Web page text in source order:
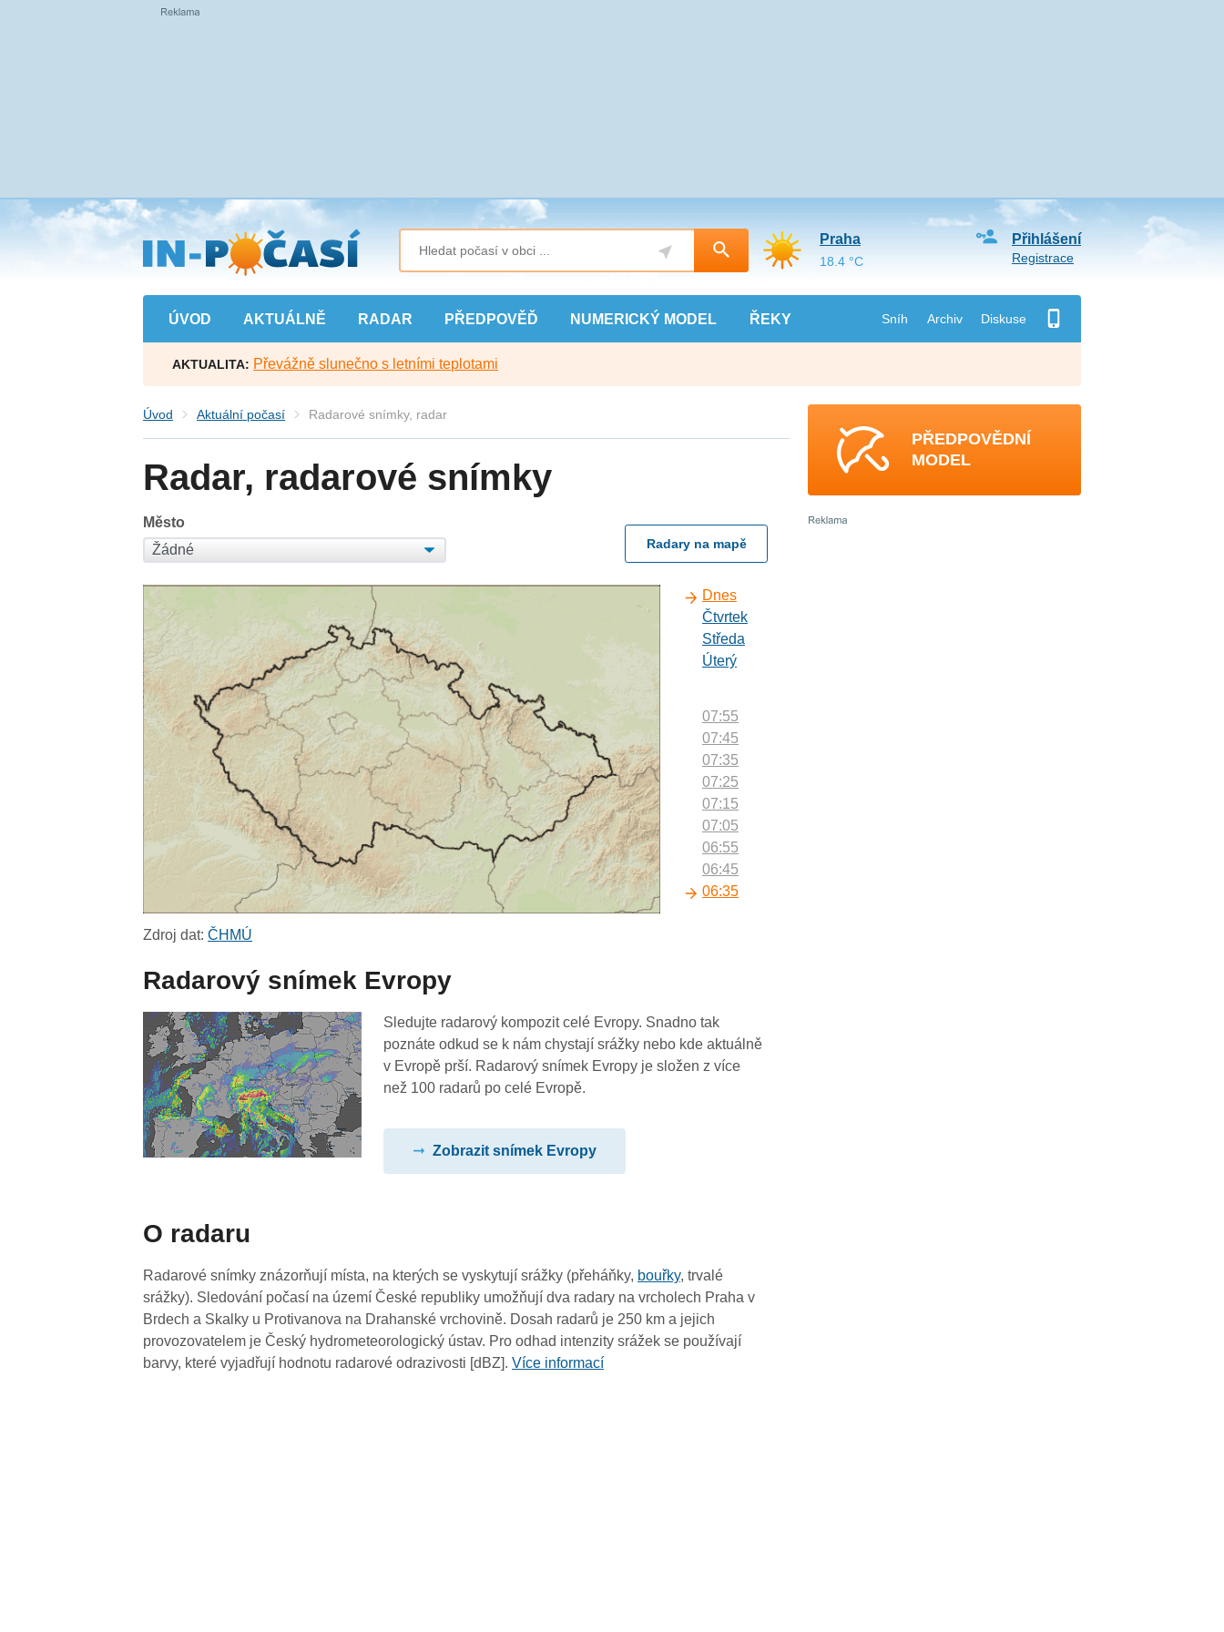
Přejít
na
hlavní
obsah
ÚVOD AKTUÁLNĚ RADAR PŘEDPOVĚĎ NUMERICKÝ MODEL ŘEKY Sníh Archiv Diskuse
Přihlášení
Registrace
Praha
18.4 °C
AKTUALITA: Převážně slunečno s letními teplotami
Úvod Aktuální počasí Radarové snímky, radar
Radar, radarové snímky
Město
Radary na mapě
Dnes
Čtvrtek
Středa
Úterý
07:55
07:45
07:35
07:25
07:15
07:05
06:55
06:45
06:35
05:35
05:25
05:15
03:35
03:25
03:15
03:05
Zdroj dat:ČHMÚ
Radarový snímek Evropy
Sledujte radarový kompozit celé Evropy. Snadno tak
poznáte odkud se k nám chystají srážky nebo kde aktuálně
v Evropě prší. Radarový snímek Evropy je složen z více
než 100 radarů po celé Evropě.
Zobrazit snímek Evropy
O radaru
Radarové snímky znázorňují místa, na kterých se vyskytují srážky (přeháňky, bouřky, trvalé
srážky). Sledování počasí na území České republiky umožňují dva radary na vrcholech Praha v
Brdech a Skalky u Protivanova na Drahanské vrchovině. Dosah radarů je 250 km a jejich
provozovatelem je Český hydrometeorologický ústav. Pro odhad intenzity srážek se používají
barvy, které vyjadřují hodnotu radarové odrazivosti [dBZ].Více informací
PŘEDPOVĚDNÍ
MODEL